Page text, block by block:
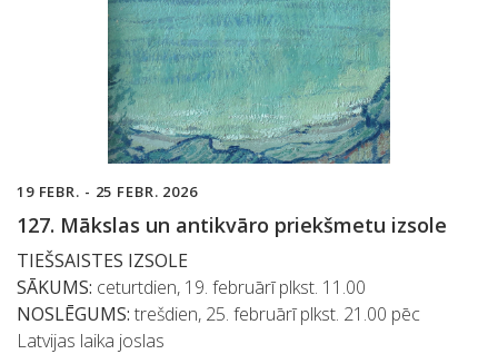
19 FEBR. - 25 FEBR. 2026
127. Mākslas un antikvāro priekšmetu izsole
TIEŠSAISTES IZSOLE
SĀKUMS: ceturtdien, 19. februārī plkst. 11.00
NOSLĒGUMS: trešdien, 25. februārī plkst. 21.00 pēc
Latvijas laika joslas